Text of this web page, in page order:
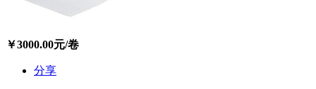
￥3000.00元/卷
分享